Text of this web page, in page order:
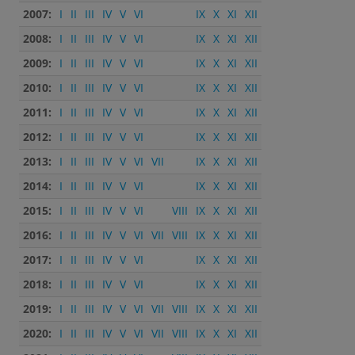
2007:
I II III IV V VI IX X XI XII
2008:
I II III IV V VI IX X XI XII
2009:
I II III IV V VI IX X XI XII
2010:
I II III IV V VI IX X XI XII
2011:
I II III IV V VI IX X XI XII
2012:
I II III IV V VI IX X XI XII
2013:
I II III IV V VI VII IX X XI XII
2014:
I II III IV V VI IX X XI XII
2015:
I II III IV V VI VIII IX X XI XII
2016:
I II III IV V VI VII VIII IX X XI XII
2017:
I II III IV V VI IX X XI XII
2018:
I II III IV V VI IX X XI XII
2019:
I II III IV V VI VII VIII IX X XI XII
2020:
I II III IV V VI VII VIII IX X XI XII